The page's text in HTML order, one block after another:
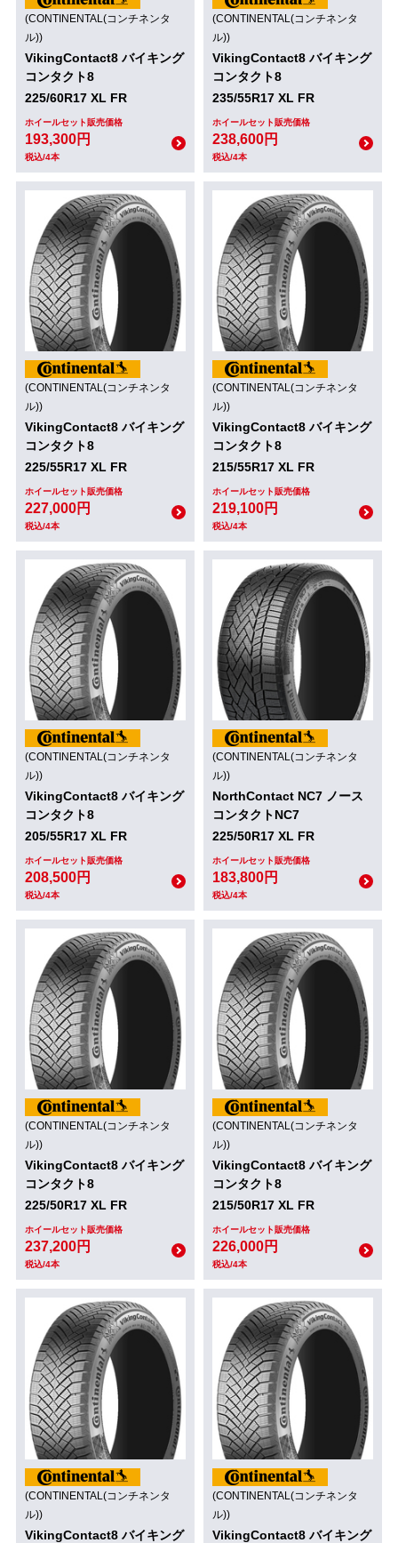
(CONTINENTAL(コンチネンタ
ル))
VikingContact8 バイキング
コンタクト8
225/60R17 XL FR
ホイールセット販売価格
193,300円
税込/4本
(CONTINENTAL(コンチネンタ
ル))
VikingContact8 バイキング
コンタクト8
235/55R17 XL FR
ホイールセット販売価格
238,600円
税込/4本
(CONTINENTAL(コンチネンタ
ル))
VikingContact8 バイキング
コンタクト8
225/55R17 XL FR
ホイールセット販売価格
227,000円
税込/4本
(CONTINENTAL(コンチネンタ
ル))
VikingContact8 バイキング
コンタクト8
215/55R17 XL FR
ホイールセット販売価格
219,100円
税込/4本
(CONTINENTAL(コンチネンタ
ル))
VikingContact8 バイキング
コンタクト8
205/55R17 XL FR
ホイールセット販売価格
208,500円
税込/4本
(CONTINENTAL(コンチネンタ
ル))
NorthContact NC7 ノース
コンタクトNC7
225/50R17 XL FR
ホイールセット販売価格
183,800円
税込/4本
(CONTINENTAL(コンチネンタ
ル))
VikingContact8 バイキング
コンタクト8
225/50R17 XL FR
ホイールセット販売価格
237,200円
税込/4本
(CONTINENTAL(コンチネンタ
ル))
VikingContact8 バイキング
コンタクト8
215/50R17 XL FR
ホイールセット販売価格
226,000円
税込/4本
(CONTINENTAL(コンチネンタ
ル))
VikingContact8 バイキング
(CONTINENTAL(コンチネンタ
ル))
VikingContact8 バイキング